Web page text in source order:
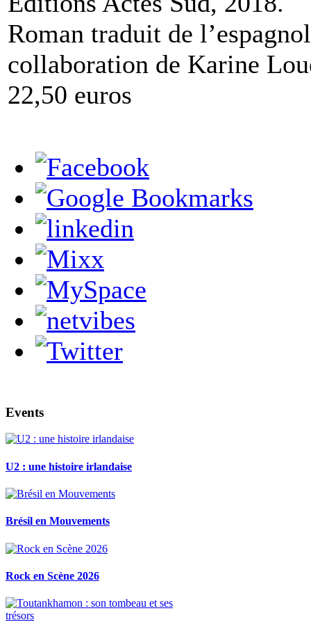
Roman traduit de
collaboration de Karine
22,50 euros
Events
U2 : une histoire irlandaise
Brésil en Mouvements
Rock en Scène 2026